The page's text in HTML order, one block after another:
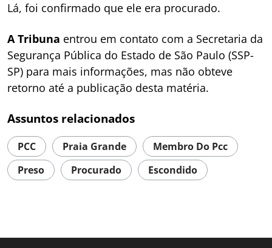
Lá, foi confirmado que ele era procurado.
A Tribuna entrou em contato com a Secretaria da
Segurança Pública do Estado de São Paulo (SSP-
SP) para mais informações, mas não obteve
retorno até a publicação desta matéria.
Assuntos relacionados
PCC Praia Grande
Membro Do Pcc
Preso
Procurado Escondido